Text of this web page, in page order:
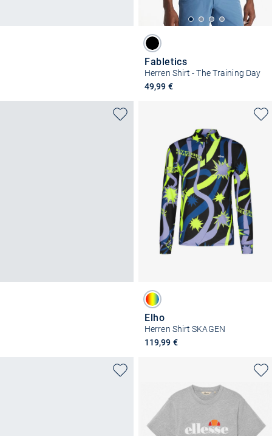
Fabletics
Herren Shirt - The Training Day
49,99 €
Elho
Herren Shirt SKAGEN
119,99 €